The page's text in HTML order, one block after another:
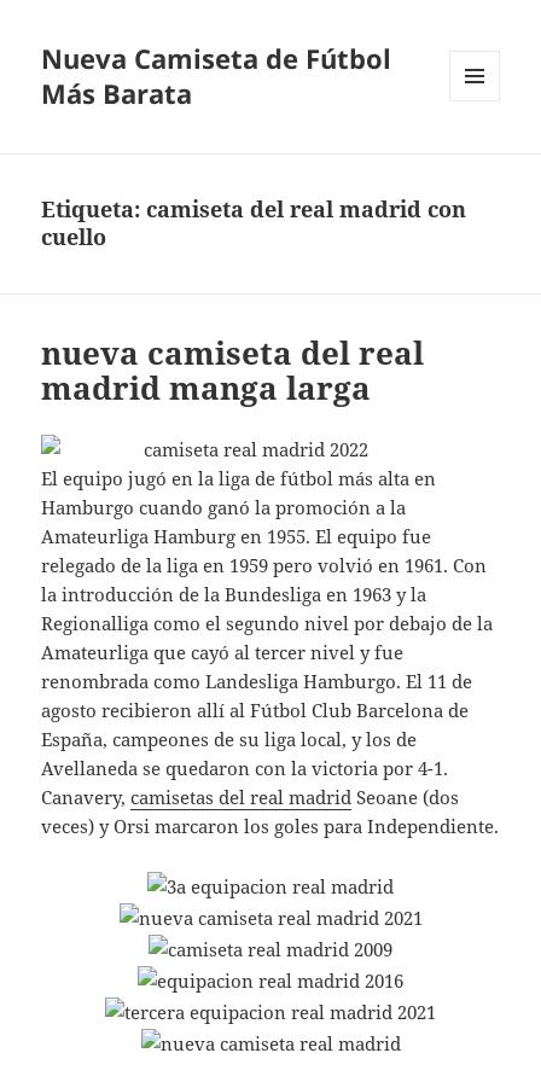
Nueva Camiseta de Fútbol
Más Barata
Etiqueta:camiseta del real madrid con
cuello
nueva camiseta del real
madrid manga larga
El equipo jugó en la liga de fútbol más alta en
Hamburgo cuando ganó la promoción a la
Amateurliga Hamburg en 1955. El equipo fue
relegado de la liga en 1959 pero volvió en 1961. Con
la introducción de la Bundesliga en 1963 y la
Regionalliga como el segundo nivel por debajo de la
Amateurliga que cayó al tercer nivel y fue
renombrada como Landesliga Hamburgo. El 11 de
agosto recibieron allí al Fútbol Club Barcelona de
España, campeones de su liga local, y los de
Avellaneda se quedaron con la victoria por 4-1.
Canavery,camisetas del real madrid Seoane (dos
veces) y Orsi marcaron los goles para Independiente.